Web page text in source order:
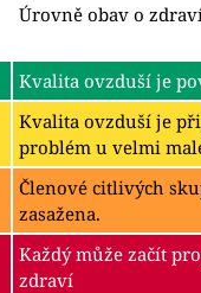
Úrovně obav o
Kvalita ovzduší je
Kvalita ovzduší je
problém u velmi
Členové citlivých
zasažena.
Každý může začít
zdraví